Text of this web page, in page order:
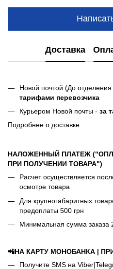
Доставка
Новой почтой (До
тарифами перевозчика
Курьером Новой почты - за
Подробнее о доставке
НАЛОЖЕННЫЙ ПЛАТЕЖ
ПРИ ПОЛУЧЕНИИ ТОВАРА")
Расчет осуществляется
осмотре товара
Для крупногабаритных
предоплаты 500 грн
Минимальная сумма заказа
📲НА КАРТУ МОНОБАНКА |
Получите SMS на